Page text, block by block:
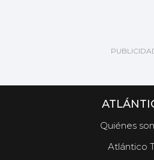
Quiénes
Atlántico